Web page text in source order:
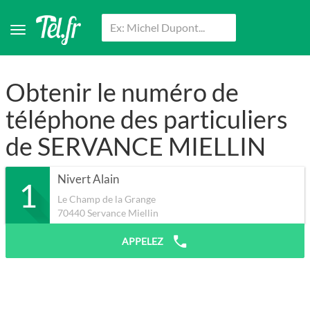
Obtenir le numéro de
téléphone des particuliers
de SERVANCE MIELLIN
1 Nivert Alain
Le Champ de la Grange
70440Servance Miellin
APPELEZ